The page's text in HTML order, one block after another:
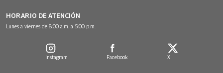
HORARIO DE ATENCIÓN
Lunes a viernes de 8:00 a.m. a 5:00 p.m.
Instagram Facebook X